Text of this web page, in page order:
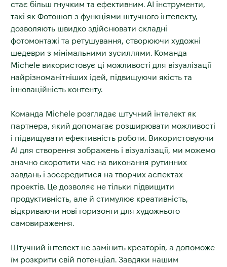
стає більш гнучким та ефективним. АІ інструменти,
такі як Фотошоп з функціями штучного інтелекту,
дозволяють швидко здійснювати складні
фотомонтажі та ретушування, створюючи художні
шедеври з мінімальними зусиллями. Команда
Michele використовує ці можливості для візуалізації
найрізноманітніших ідей, підвищуючи якість та
інноваційність контенту.
Команда Michele розглядає штучний інтелект як
партнера, який допомагає розширювати можливості
і підвищувати ефективність роботи. Використовуючи
АІ для створення зображень і візуалізації, ми можемо
значно скоротити час на виконання рутинних
завдань і зосередитися на творчих аспектах
проектів. Це дозволяє не тільки підвищити
продуктивність, але й стимулює креативність,
відкриваючи нові горизонти для художнього
самовираження.
Штучний інтелект не замінить креаторів, а допоможе
їм розкрити свій потенціал. Завдяки нашим